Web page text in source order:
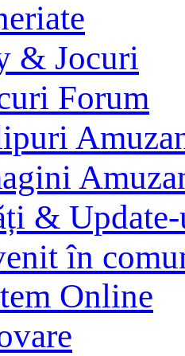
& Jocuri
Forum
&
în
Online